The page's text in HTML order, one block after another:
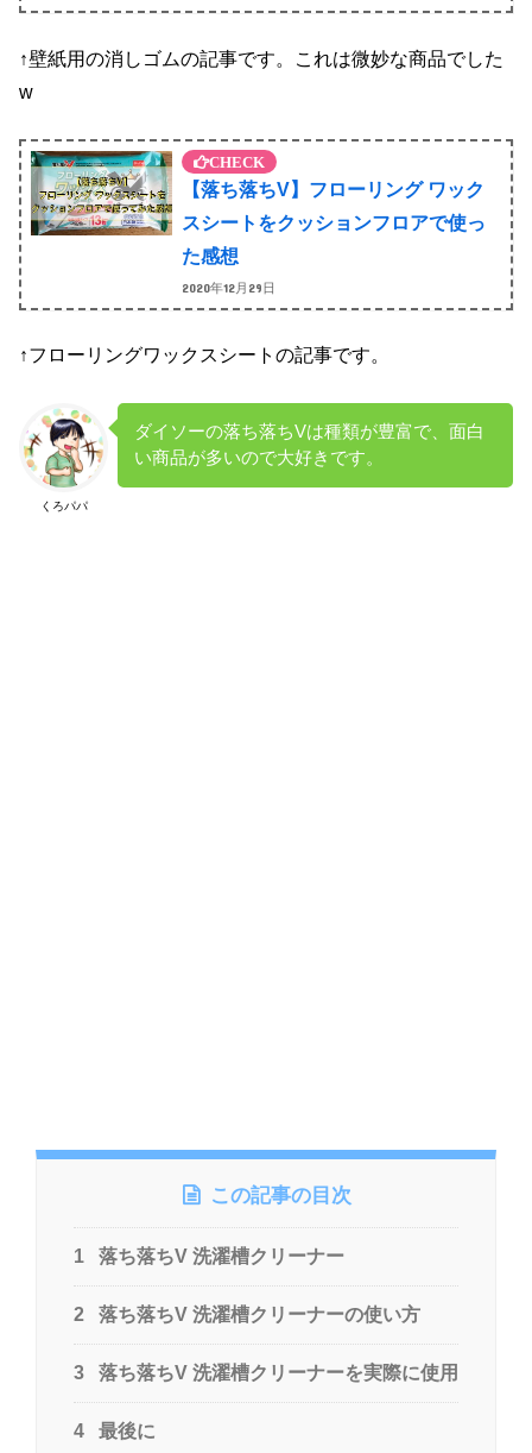
↑壁紙用の消しゴムの記事です。これは微妙な商品でした
w
【落ち落ちV】フローリング ワック
スシートをクッションフロアで使っ
た感想
2020年12月29日
↑フローリングワックスシートの記事です。
くろパパ
ダイソーの落ち落ちVは種類が豊富で、面白
い商品が多いので大好きです。
この記事の目次
1 落ち落ちV 洗濯槽クリーナー
2 落ち落ちV 洗濯槽クリーナーの使い方
3 落ち落ちV 洗濯槽クリーナーを実際に使用
4 最後に